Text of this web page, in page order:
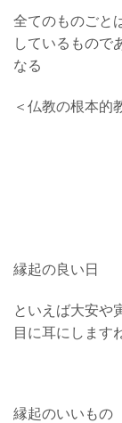
全てのものごと
しているもので
なる
＜仏教の根本的
縁起の良い日
といえば大安や
目に耳にします
縁起のいいもの